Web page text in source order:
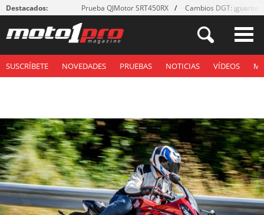
Destacados: Prueba QJMotor SRT450RX Cambios DGT: ¡guantes!
SUSCRÍBETE NOVEDADES PRUEBAS NOTICIAS VÍDEOS